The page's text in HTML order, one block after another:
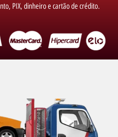
PIX, dinheiro e cartão de crédito.